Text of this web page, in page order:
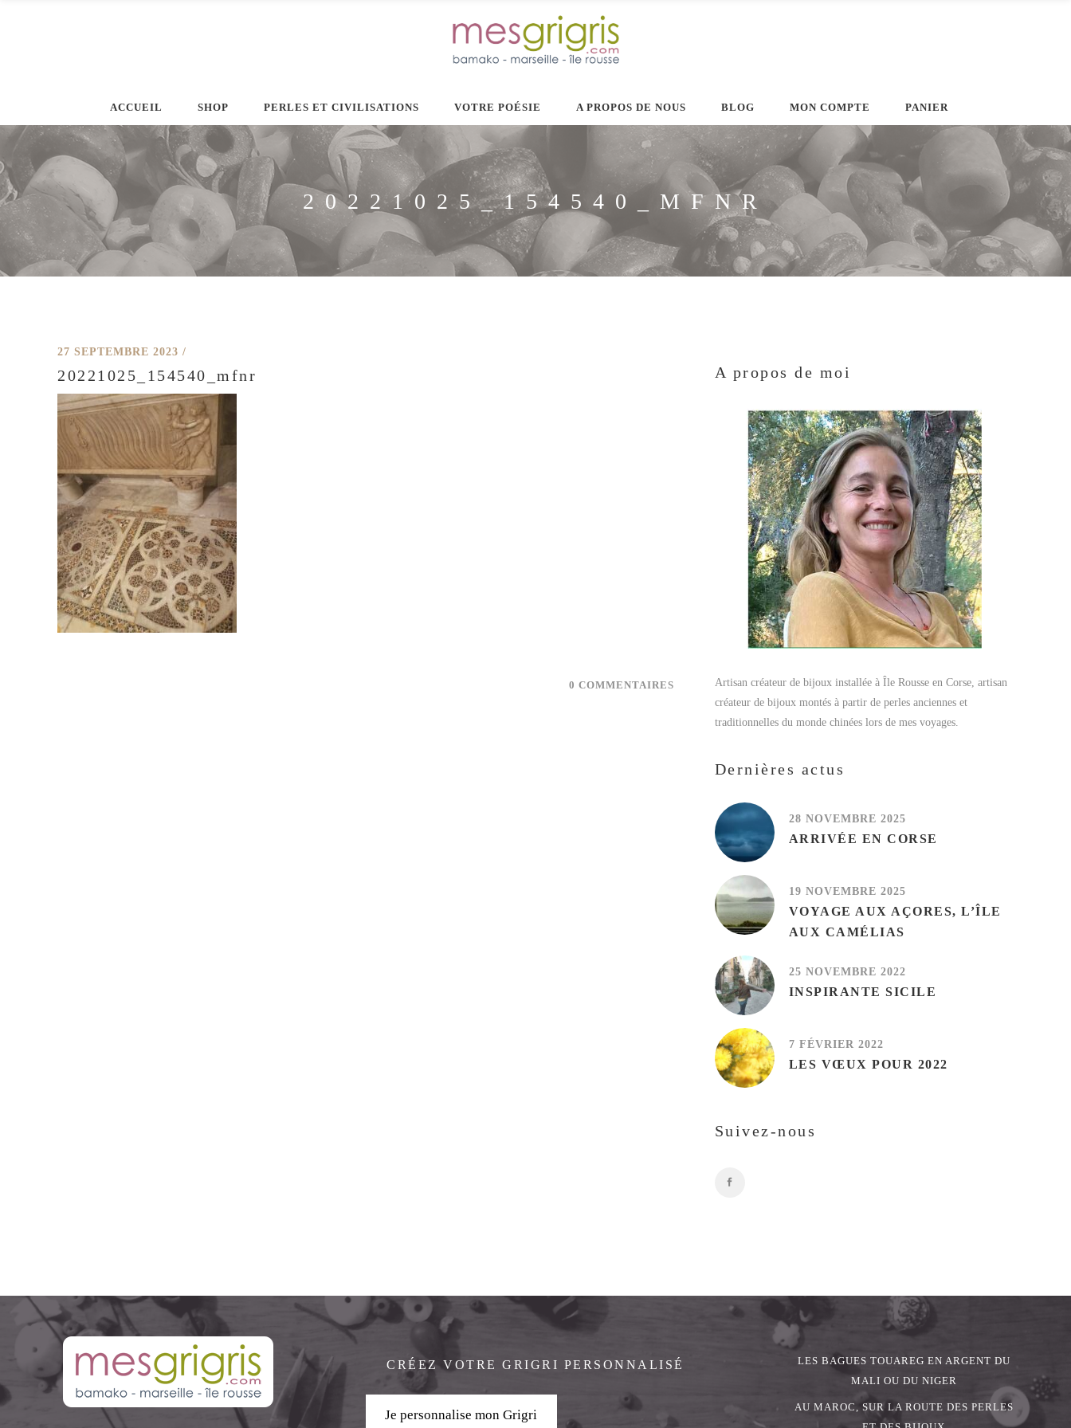
ACCUEIL SHOP PERLES ET CIVILISATIONS VOTRE POÉSIE A PROPOS DE NOUS BLOG MON COMPTE PANIER
20221025_154540_MFNR
27 SEPTEMBRE 2023
20221025_154540_mfnr
0 COMMENTAIRES
A propos de moi
Artisan créateur de bijoux installée à Île Rousse en Corse, artisan
créateur de bijoux montés à partir de perles anciennes et
traditionnelles du monde chinées lors de mes voyages.
Dernières actus
28 NOVEMBRE 2025
ARRIVÉE EN CORSE
19 NOVEMBRE 2025
VOYAGE AUX AÇORES, L’ÎLE
AUX CAMÉLIAS
25 NOVEMBRE 2022
INSPIRANTE SICILE
7 FÉVRIER 2022
LES VŒUX POUR 2022
Suivez-nous
CRÉEZ VOTRE GRIGRI PERSONNALISÉ
Je personnalise mon Grigri
LES BAGUES TOUAREG EN ARGENT DU
MALI OU DU NIGER
AU MAROC, SUR LA ROUTE DES PERLES